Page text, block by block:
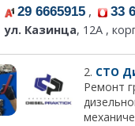
29 6665915 , 33
ул. Казинца, 12А ,
2. СТО
Ремонт